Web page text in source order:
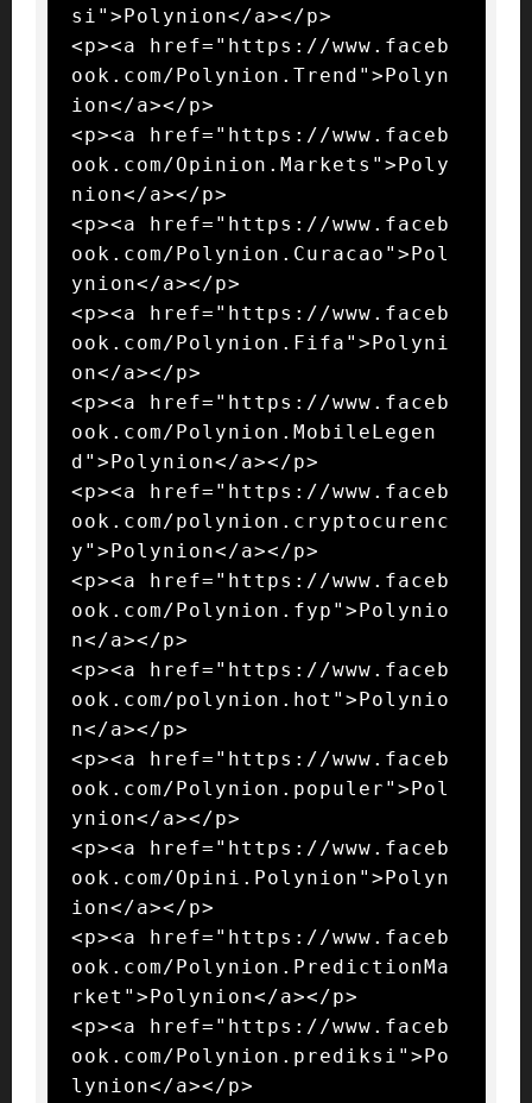
si">Polynion</a></p>
<p><a href="https://www.faceb
ook.com/Polynion.Trend">Polyn
ion</a></p>
<p><a href="https://www.faceb
ook.com/Opinion.Markets">Poly
nion</a></p>
<p><a href="https://www.faceb
ook.com/Polynion.Curacao">Pol
ynion</a></p>
<p><a href="https://www.faceb
ook.com/Polynion.Fifa">Polyni
on</a></p>
<p><a href="https://www.faceb
ook.com/Polynion.MobileLegen
d">Polynion</a></p>
<p><a href="https://www.faceb
ook.com/polynion.cryptocurenc
y">Polynion</a></p>
<p><a href="https://www.faceb
ook.com/Polynion.fyp">Polynio
n</a></p>
<p><a href="https://www.faceb
ook.com/polynion.hot">Polynio
n</a></p>
<p><a href="https://www.faceb
ook.com/Polynion.populer">Pol
ynion</a></p>
<p><a href="https://www.faceb
ook.com/Opini.Polynion">Polyn
ion</a></p>
<p><a href="https://www.faceb
ook.com/Polynion.PredictionMa
rket">Polynion</a></p>
<p><a href="https://www.faceb
ook.com/Polynion.prediksi">Po
lynion</a></p>